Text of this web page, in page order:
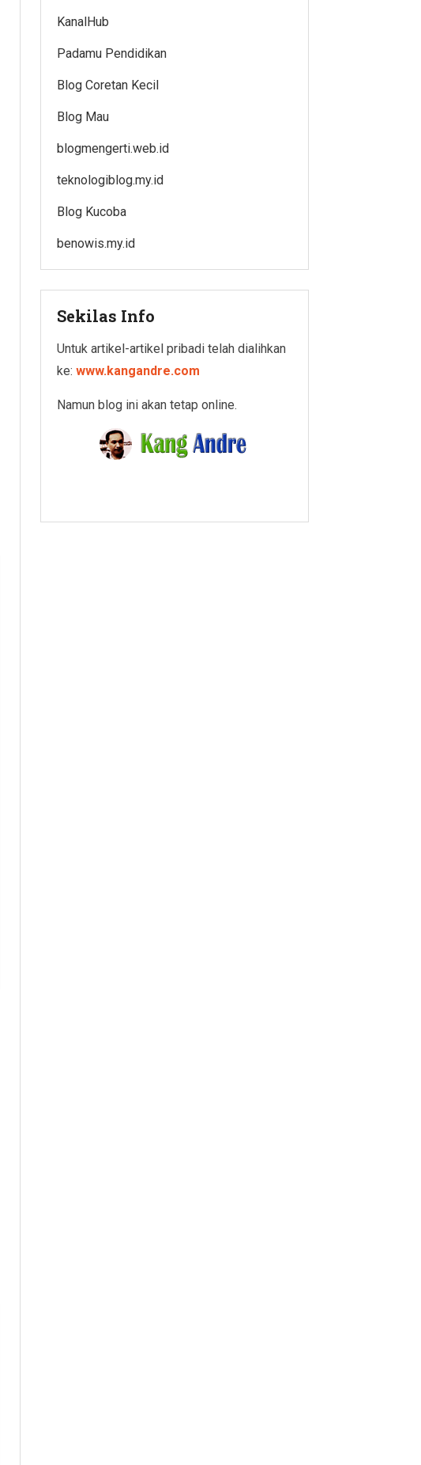
KanalHub
Padamu Pendidikan
Blog Coretan Kecil
Blog Mau
blogmengerti.web.id
teknologiblog.my.id
Blog Kucoba
benowis.my.id
Sekilas Info
Untuk artikel-artikel pribadi telah dialihkan
ke: www.kangandre.com
Namun blog ini akan tetap online.